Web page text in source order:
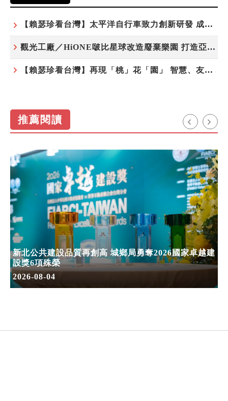
【賴瑟珍看台灣】太平洋自行車致力創新研發 成就台灣隱形冠軍
觀光工廠／HiONE啵比星球改造廢棄樂園 打造亞洲最大寵物天堂
【賴瑟珍看台灣】再現「桃」花「園」 智慧、友善、永續成為桃園遞給國際的名片
推薦閱讀
新北公共建設品質再創高 城鄉局勇奪2026國家卓越建
設獎6項殊榮
2026-08-04